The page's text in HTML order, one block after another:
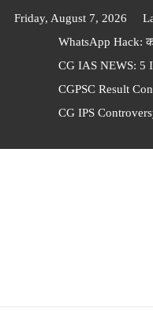
Friday, August 7, 2026
WhatsApp Hack:
CG IAS NEWS: 5
CGPSC Result
CG IPS